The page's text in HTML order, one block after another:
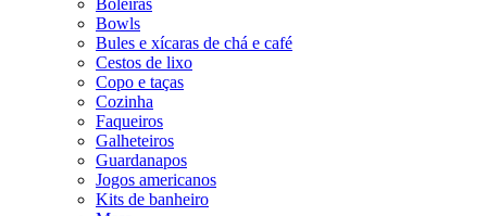
Boleiras
Bowls
Bules e xícaras de chá e café
Cestos de lixo
Copo e taças
Cozinha
Faqueiros
Galheteiros
Guardanapos
Jogos americanos
Kits de banheiro